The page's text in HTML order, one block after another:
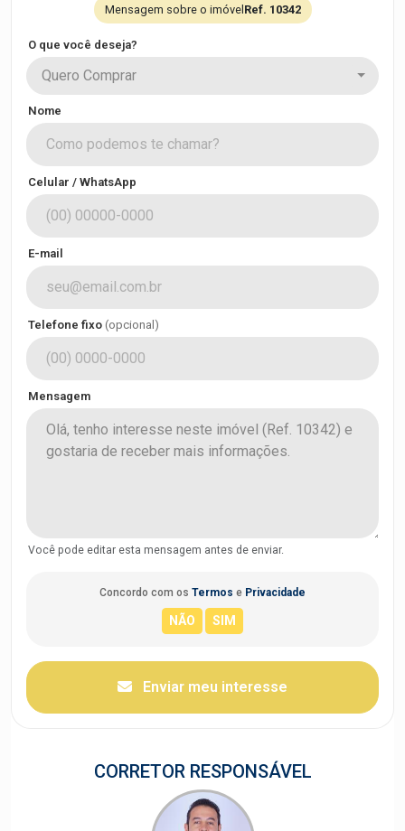
Mensagem sobre o imóvel Ref. 10342
O que você deseja?
Quero Comprar
Nome
Celular / WhatsApp
E-mail
Telefone fixo (opcional)
Mensagem
Você pode editar esta mensagem antes de enviar.
Concordo com os Termos e Privacidade
Enviar meu interesse
CORRETOR RESPONSÁVEL